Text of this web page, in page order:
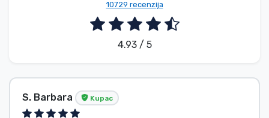
10729 recenzija
4.93 / 5
S. Barbara Kupac